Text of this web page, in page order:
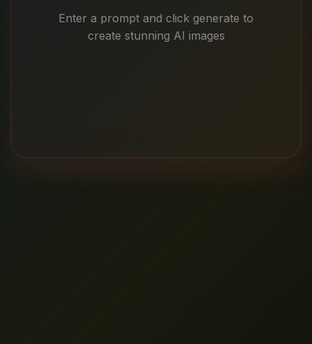
Enter a prompt and click generate to
create stunning AI images